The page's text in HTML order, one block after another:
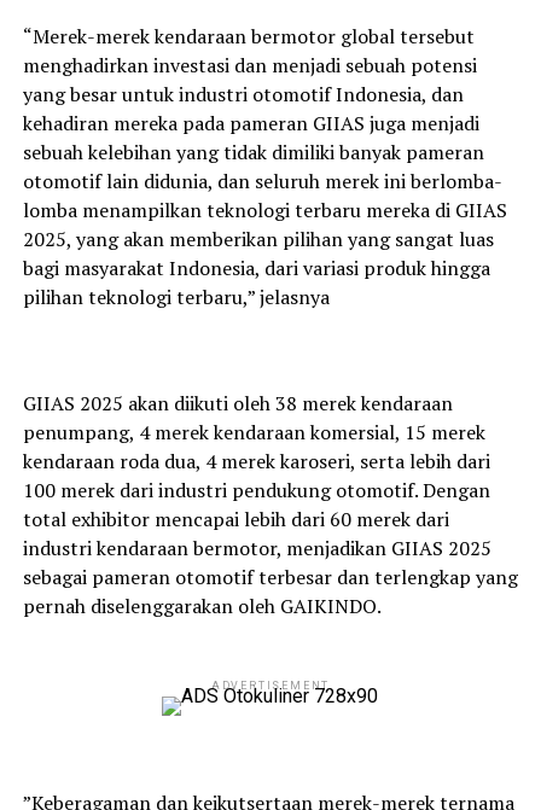
“Merek-merek kendaraan bermotor global tersebut
menghadirkan investasi dan menjadi sebuah potensi
yang besar untuk industri otomotif Indonesia, dan
kehadiran mereka pada pameran GIIAS juga menjadi
sebuah kelebihan yang tidak dimiliki banyak pameran
otomotif lain didunia, dan seluruh merek ini berlomba-
lomba menampilkan teknologi terbaru mereka di GIIAS
2025, yang akan memberikan pilihan yang sangat luas
bagi masyarakat Indonesia, dari variasi produk hingga
pilihan teknologi terbaru,” jelasnya
GIIAS 2025 akan diikuti oleh 38 merek kendaraan
penumpang, 4 merek kendaraan komersial, 15 merek
kendaraan roda dua, 4 merek karoseri, serta lebih dari
100 merek dari industri pendukung otomotif. Dengan
total exhibitor mencapai lebih dari 60 merek dari
industri kendaraan bermotor, menjadikan GIIAS 2025
sebagai pameran otomotif terbesar dan terlengkap yang
pernah diselenggarakan oleh GAIKINDO.
ADVERTISEMENT
”Keberagaman dan keikutsertaan merek-merek ternama